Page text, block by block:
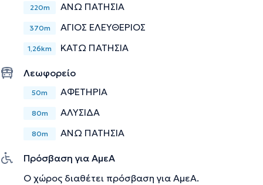
220m ΆΝΩ ΠΑΤΉΣΙΑ
370m ΆΓΙΟΣ ΕΛΕΥΘΈΡΙΟΣ
1,26km ΚΆΤΩ ΠΑΤΉΣΙΑ
Λεωφορείο
50m ΑΦΕΤΗΡΙΑ
80m ΑΛΥΣΙΔΑ
80m ΑΝΩ ΠΑΤΗΣΙΑ
Πρόσβαση για ΑμεΑ
Ο χώρος διαθέτει πρόσβαση για ΑμεΑ.